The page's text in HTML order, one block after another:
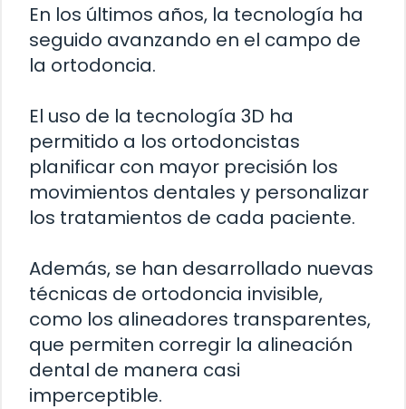
En los últimos años, la tecnología ha
seguido avanzando en el campo de
la ortodoncia.
El uso de la tecnología 3D ha
permitido a los ortodoncistas
planificar con mayor precisión los
movimientos dentales y personalizar
los tratamientos de cada paciente.
Además, se han desarrollado nuevas
técnicas de ortodoncia invisible,
como los alineadores transparentes,
que permiten corregir la alineación
dental de manera casi
imperceptible.